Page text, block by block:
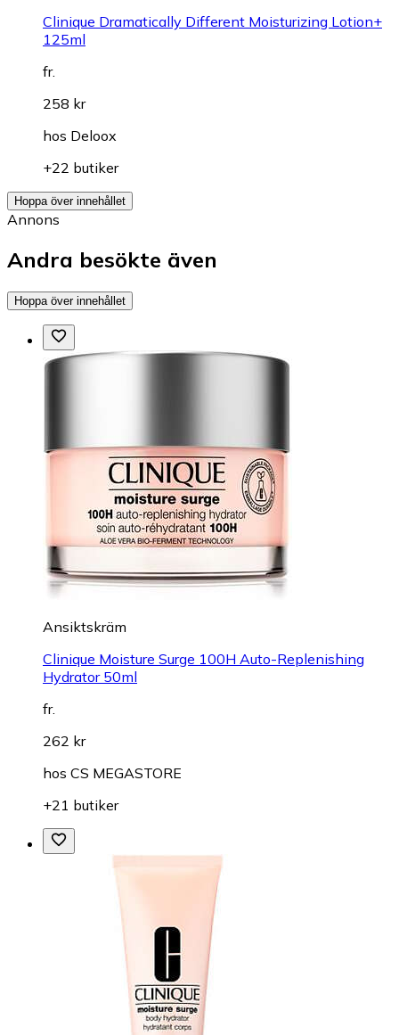
Clinique Dramatically Different Moisturizing Lotion+
125ml
fr.
258 kr
hos Deloox
+22 butiker
Hoppa över innehållet
Annons
Andra besökte även
Hoppa över innehållet
Ansiktskräm
Clinique Moisture Surge 100H Auto-Replenishing
Hydrator 50ml
fr.
262 kr
hos CS MEGASTORE
+21 butiker